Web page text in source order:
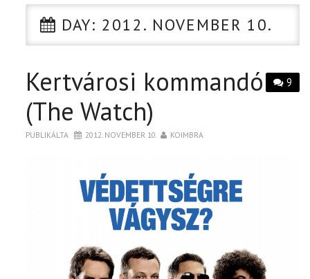
CIKK
PÓLÓ RENDELÉS
DAY: 2012. NOVEMBER 10.
9
Kertvárosi kommandó
(The Watch)
PUBLIKÁLTA 2012. NOVEMBER 10. KOIMBRA